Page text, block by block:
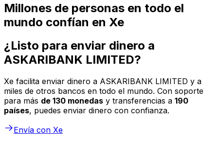
Millones de personas en todo el
mundo confían en Xe
¿Listo para enviar dinero a
ASKARIBANK LIMITED?
Xe facilita enviar dinero a ASKARIBANK LIMITED y a
miles de otros bancos en todo el mundo. Con soporte
para más de 130 monedas y transferencias a 190
países, puedes enviar dinero con confianza.
Envía con Xe